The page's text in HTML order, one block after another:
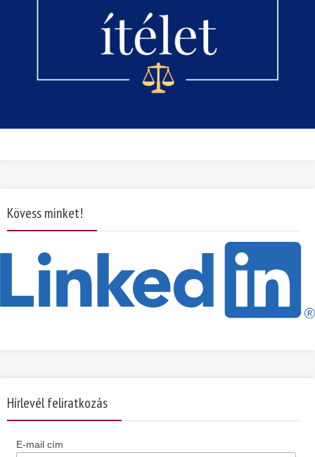
Kövess minket!
Hírlevél feliratkozás
E-mail cím